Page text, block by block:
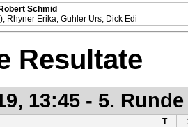
Schmid
Rhyner Erika; Guhler Urs; Dick Edi
Resultate
13:45 - 5. Runde
T